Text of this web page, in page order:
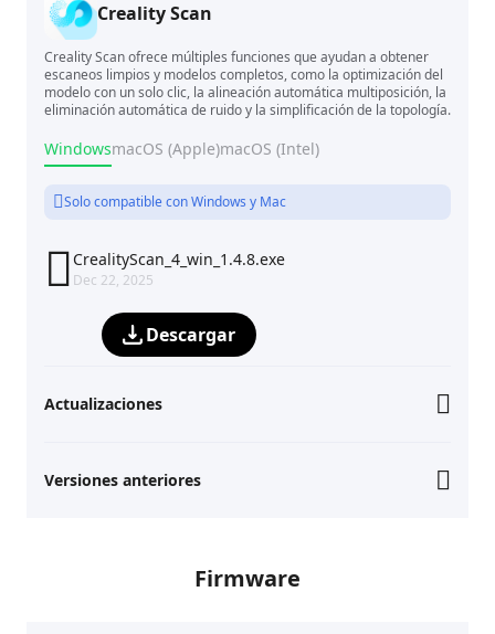
Creality Scan
Creality Scan ofrece múltiples funciones que ayudan a obtener
escaneos limpios y modelos completos, como la optimización del
modelo con un solo clic, la alineación automática multiposición, la
eliminación automática de ruido y la simplificación de la topología.
WindowsmacOS (Apple)macOS (Intel)
Solo compatible con Windows y Mac
 CrealityScan_4_win_1.4.8.exe
Dec 22, 2025
Descargar
Actualizaciones
Versiones anteriores
Firmware